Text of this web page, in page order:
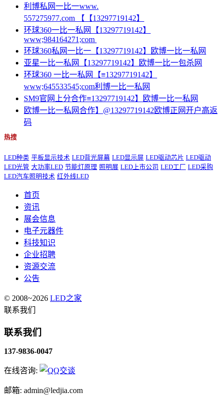
利博私网一比一www.
557275977.com 【【13297719142】
环球360一比一私网【13297719142】
www;984164271;com
环球360私网一比一【13297719142】欧博一比一私网
亚星一比一私网【13297719142】欧博一比一包杀网
环球360 一比一私网【≡13297719142】
www;645533545;com利博一比一私网
SM9官网上分合作≡13297719142】欧博一比一私网
欧博一比一私网合作】@13297719142欧博正网开户高返
码
热搜
LED种类 平板显示技术 LED背光屏幕 LED显示屏 LED驱动芯片 LED驱动
LED光管 大功率LED 节能灯原理 照明展 LED上市公司 LED工厂
LED采购
LED汽车照明技术 红外线LED
首页
资讯
展会信息
电子元器件
科技知识
企业招聘
资源交流
公告
© 2008~2026 LED之家
联系我们
联系我们
137-9836-0047
在线咨询:
邮箱: admin@ledjia.com